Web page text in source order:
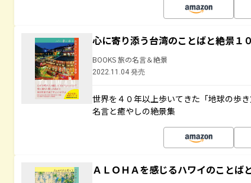
心に寄り添う台湾のことばと絶景１
BOOKS 旅の名言＆絶景
2022.11.04 発売
世界を４０年以上歩いてきた「地球の歩
名言と癒やしの絶景集
ＡＬＯＨＡを感じるハワイのことば